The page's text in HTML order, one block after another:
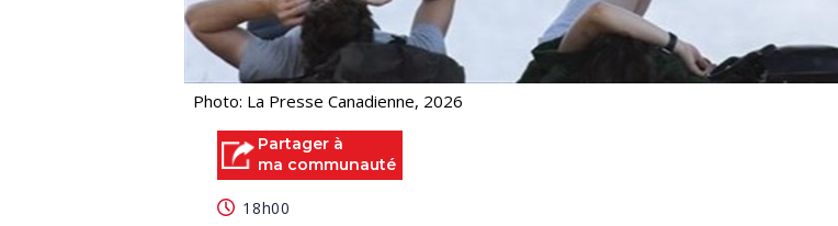
Photo: La Presse Canadienne, 2026
Partager à
ma communauté
18h00